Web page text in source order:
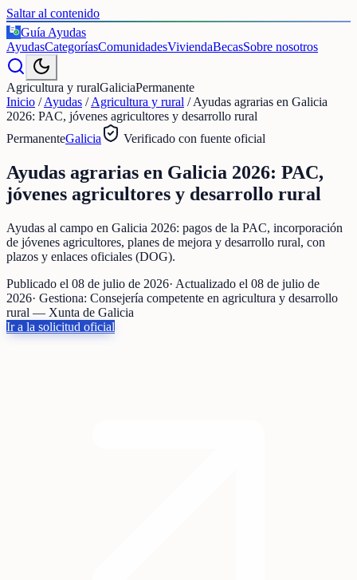
Saltar al contenido
€
Guía Ayudas
AyudasCategoríasComunidadesViviendaBecasSobre nosotros
Agricultura y ruralGaliciaPermanente
Inicio /Ayudas /Agricultura y rural /Ayudas agrarias en Galicia
2026: PAC, jóvenes agricultores y desarrollo rural
PermanenteGalicia Verificado con fuente oficial
Ayudas agrarias en Galicia 2026: PAC,
jóvenes agricultores y desarrollo rural
Ayudas al campo en Galicia 2026: pagos de la PAC, incorporación
de jóvenes agricultores, planes de mejora y desarrollo rural, con
plazos y enlaces oficiales (DOG).
Publicado el 08 de julio de 2026· Actualizado el 08 de julio de
2026· Gestiona: Consejería competente en agricultura y desarrollo
rural — Xunta de Galicia
Ir a la solicitud oficial